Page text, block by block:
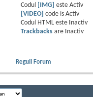
Codul
[IMG] este Activ
[VIDEO] code is Activ
Codul HTML este
Inactiv
Trackbacksare
Inactiv
Reguli Forum